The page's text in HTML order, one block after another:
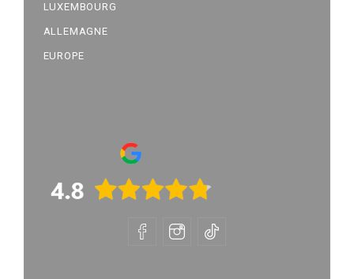
LUXEMBOURG
ALLEMAGNE
EUROPE